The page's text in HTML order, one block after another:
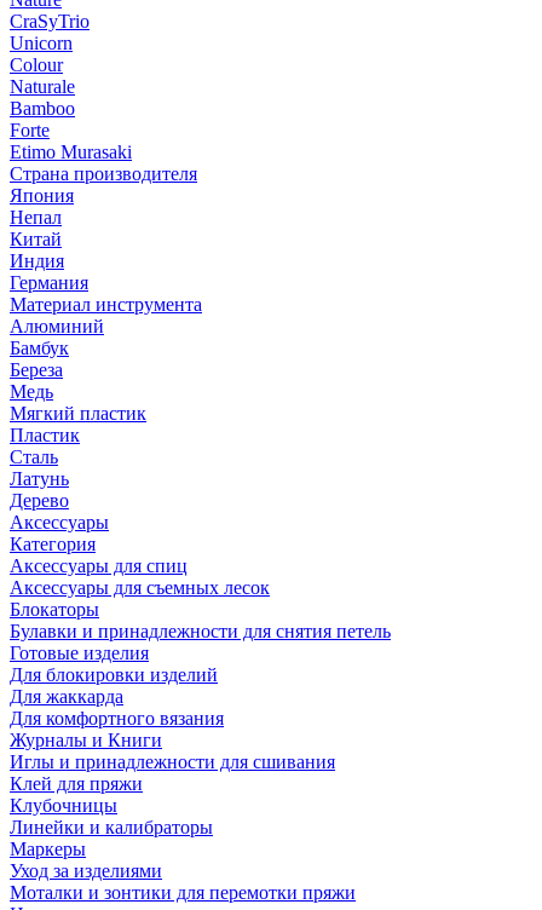
CraSyTrio
Unicorn
Colour
Naturale
Bamboo
Forte
Etimo Murasaki
Страна производителя
Япония
Непал
Китай
Индия
Германия
Материал инструмента
Алюминий
Бамбук
Береза
Медь
Мягкий пластик
Пластик
Сталь
Латунь
Дерево
Аксессуары
Категория
Аксессуары для спиц
Аксессуары для съемных лесок
Блокаторы
Булавки и принадлежности для снятия петель
Готовые изделия
Для блокировки изделий
Для жаккарда
Для комфортного вязания
Журналы и Книги
Иглы и принадлежности для сшивания
Клей для пряжи
Клубочницы
Линейки и калибраторы
Маркеры
Уход за изделиями
Моталки и зонтики для перемотки пряжи